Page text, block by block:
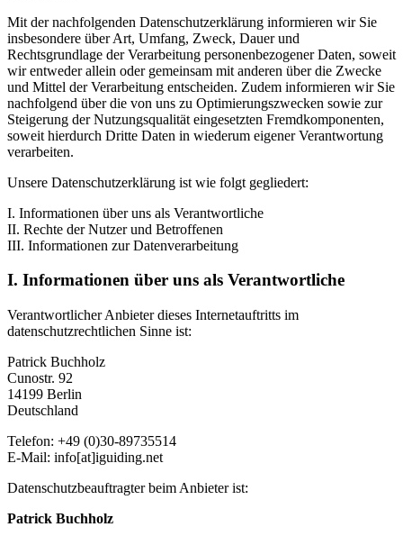
Mit der nachfolgenden Datenschutzerklärung informieren wir Sie
insbesondere über Art, Umfang, Zweck, Dauer und
Rechtsgrundlage der Verarbeitung personenbezogener Daten, soweit
wir entweder allein oder gemeinsam mit anderen über die Zwecke
und Mittel der Verarbeitung entscheiden. Zudem informieren wir Sie
nachfolgend über die von uns zu Optimierungszwecken sowie zur
Steigerung der Nutzungsqualität eingesetzten Fremdkomponenten,
soweit hierdurch Dritte Daten in wiederum eigener Verantwortung
verarbeiten.
Unsere Datenschutzerklärung ist wie folgt gegliedert:
I. Informationen über uns als Verantwortliche
II. Rechte der Nutzer und Betroffenen
III. Informationen zur Datenverarbeitung
I. Informationen über uns als Verantwortliche
Verantwortlicher Anbieter dieses Internetauftritts im
datenschutzrechtlichen Sinne ist:
Patrick Buchholz
Cunostr. 92
14199 Berlin
Deutschland
Telefon: +49 (0)30-89735514
E-Mail: info[at]iguiding.net
Datenschutzbeauftragter beim Anbieter ist:
Patrick Buchholz